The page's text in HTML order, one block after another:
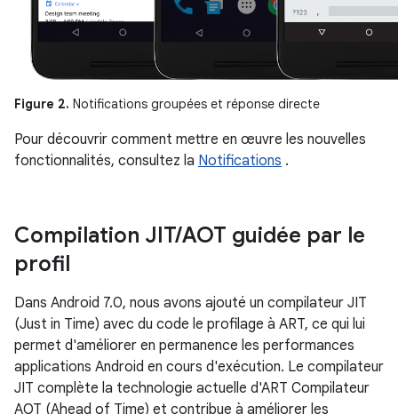
Figure 2. Notifications groupées et réponse directe
Pour découvrir comment mettre en œuvre les nouvelles
fonctionnalités, consultez la Notifications .
Compilation JIT/AOT guidée par le
profil
Dans Android 7.0, nous avons ajouté un compilateur JIT
(Just in Time) avec du code le profilage à ART, ce qui lui
permet d'améliorer en permanence les performances
applications Android en cours d'exécution. Le compilateur
JIT complète la technologie actuelle d'ART Compilateur
AOT (Ahead of Time) et contribue à améliorer les